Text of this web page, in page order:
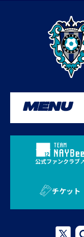
MENU
公式ファンクラブ
チケット